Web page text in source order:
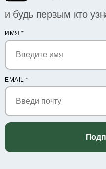
и будь первым кто
ИМЯ *
EMAIL *